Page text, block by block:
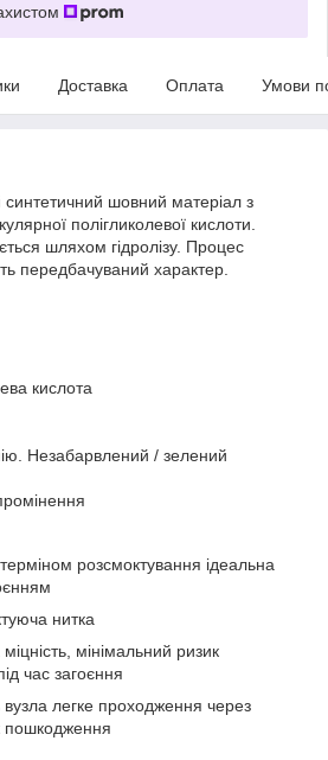
Доставка Оплата Умови
шовний матеріал з
полігликолевої кислоти.
шляхом гідролізу. Процес
передбачуваний характер.
кислота
Незабарвлений / зелений
розсмоктування ідеальна
нитка
мінімальний ризик
час загоєння
легке проходження через
пошкодження